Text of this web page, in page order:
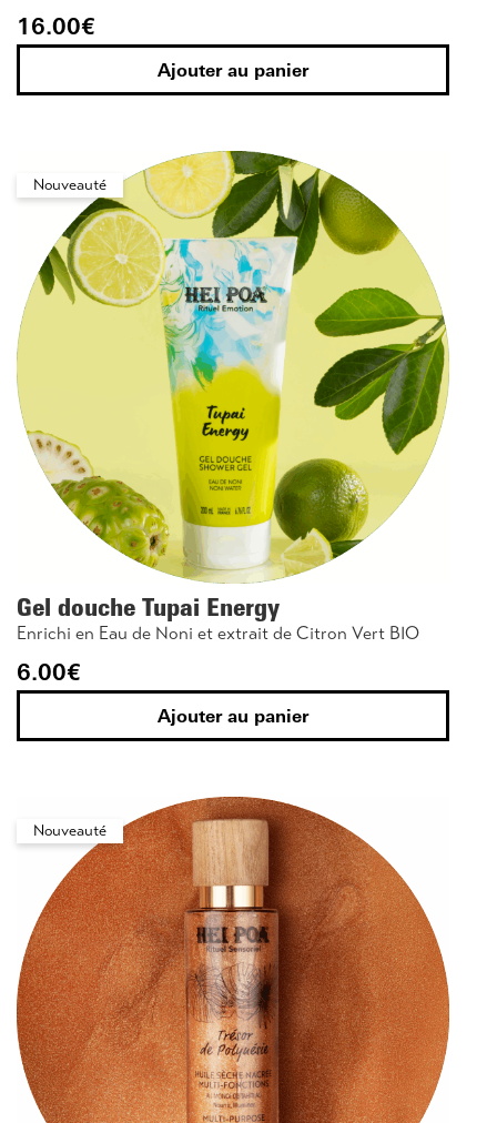
16.00€
Ajouter au panier
Nouveauté
Gel douche Tupai Energy
Enrichi en Eau de Noni et extrait de Citron Vert BIO
6.00€
Ajouter au panier
Nouveauté